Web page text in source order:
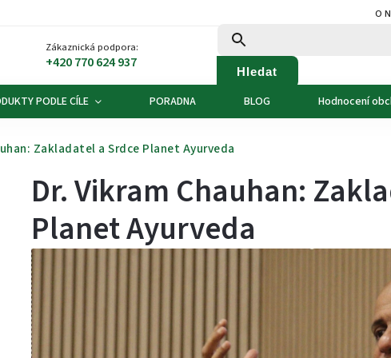
O
Zákaznická podpora:
+420 770 624 937 Hledat
PODLE CÍLE PORADNA BLOG Hodnocení
Zakladatel a Srdce Planet Ayurveda
Dr. Vikram Chauhan:
Planet Ayurveda